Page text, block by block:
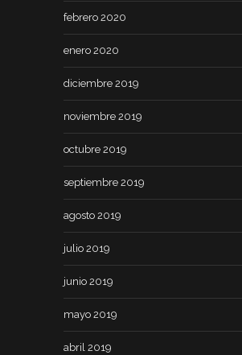
febrero 2020
enero 2020
diciembre 2019
noviembre 2019
octubre 2019
septiembre 2019
agosto 2019
julio 2019
junio 2019
mayo 2019
abril 2019